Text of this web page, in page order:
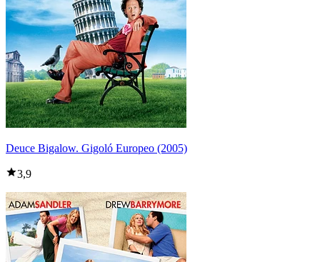
Deuce Bigalow. Gigoló Europeo (2005)
3,9